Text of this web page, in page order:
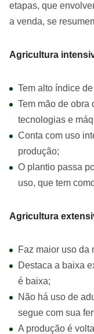
etapas, que
a venda, se
Agricultura
Tem alto índice
Tem mão de
tecnologias e
Conta com uso
produção;
O plantio passa
uso, que tem
Agricultura
Faz maior uso da
Destaca a baixa
é baixa;
Não há uso de
segue com sua
A produção é